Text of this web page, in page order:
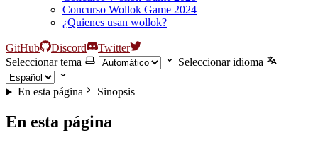
Concurso Wollok Game 2024
¿Quienes usan wollok?
GitHub Discord
Twitter
Seleccionar tema
Seleccionar idioma
En esta página Sinopsis
En esta página